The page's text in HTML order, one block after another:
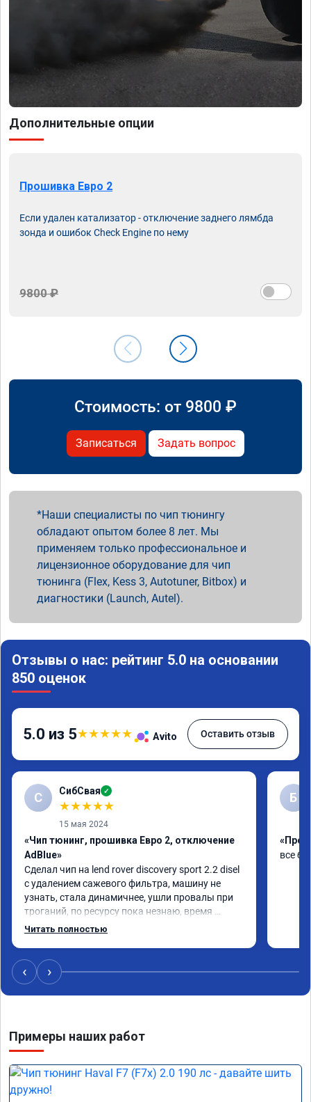
Дополнительные опции
Прошивка Евро 2
Если удален катализатор - отключение заднего лямбда
зонда и ошибок Check Engine по нему
9800 ₽
Стоимость: от 9800 ₽
Записаться Задать вопрос
Наши специалисты по чип тюнингу
обладают опытом более 8 лет. Мы
применяем только профессиональное и
лицензионное оборудование для чип
тюнинга (Flex, Kess 3, Autotuner, Bitbox) и
диагностики (Launch, Autel).
Отзывы о нас: рейтинг 5.0 на основании
850 оценок
5.0 из 5★★★★★ Avito Оставить отзыв
С СибСвая ✓
★★★★★
15 мая 2024
«Чип тюнинг, прошивка Евро 2, отключение
AdBlue»
Сделал чип на lend rover discovery sport 2.2 disel
с удалением сажевого фильтра, машину не
узнать, стала динамичнее, ушли провалы при
троганий, по ресурсу пока незнаю, время
покажет, короче рекомендую!
Читать полностью
Б
все
‹ ›
Примеры наших работ